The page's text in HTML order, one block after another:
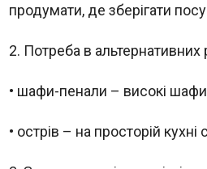
продумати, де зберігати
2. Потреба в альтернативних
• шафи-пенали – високі шафи
• острів – на просторій